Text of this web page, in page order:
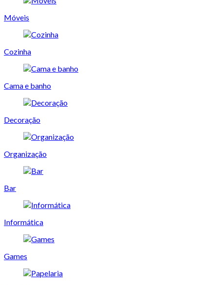
Móveis
Cozinha
Cama e banho
Decoração
Organização
Bar
Informática
Games